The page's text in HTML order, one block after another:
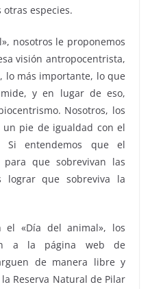
especies.
nosotros le proponemos
visión antropocentrista,
lo más importante, lo que
y en lugar de eso,
Nosotros, los
un pie de igualdad con el
entendemos que el
que sobrevivan las
lograr que sobreviva la
«Día del animal», los
a la página web de
de manera libre y
Reserva Natural de Pilar